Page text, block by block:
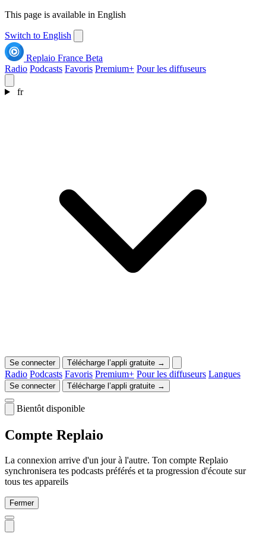
This page is available in English
Switch to English
Replaio France Beta
Radio Podcasts Favoris Premium+ Pour les diffuseurs
fr
Se connecter Télécharge l’appli gratuite →
Radio Podcasts Favoris Premium+ Pour les diffuseurs Langues
Se connecter Télécharge l’appli gratuite →
Bientôt disponible
Compte Replaio
La connexion arrive d'un jour à l'autre. Ton compte Replaio
synchronisera tes podcasts préférés et ta progression d'écoute sur
tous tes appareils
Fermer